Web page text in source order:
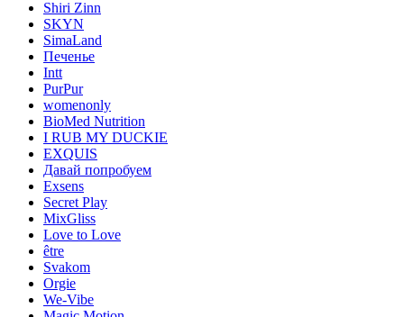
Shiri Zinn
SKYN
SimaLand
Печенье
Intt
PurPur
womenonly
BioMed Nutrition
I RUB MY DUCKIE
EXQUIS
Давай попробуем
Exsens
Secret Play
MixGliss
Love to Love
être
Svakom
Orgie
We-Vibe